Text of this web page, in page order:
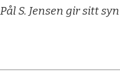
S. Jensen gir sitt